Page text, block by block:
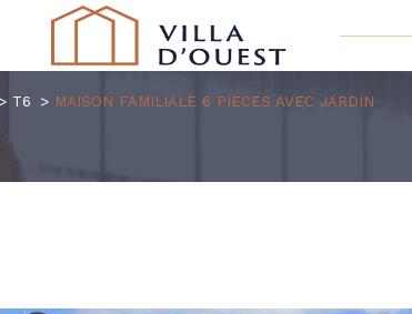
T6 MAISON FAMILIALE 6 PIECES AVEC JARDIN